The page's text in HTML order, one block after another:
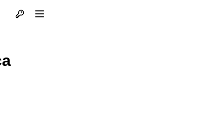
Otvori profil